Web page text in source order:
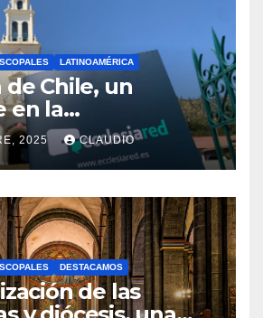
LATINOAMÉRICA
de Chile, un
en la
digital
2025 CLAUDIO
N
O
H
A
Y
C
DESTACAMOS
de las